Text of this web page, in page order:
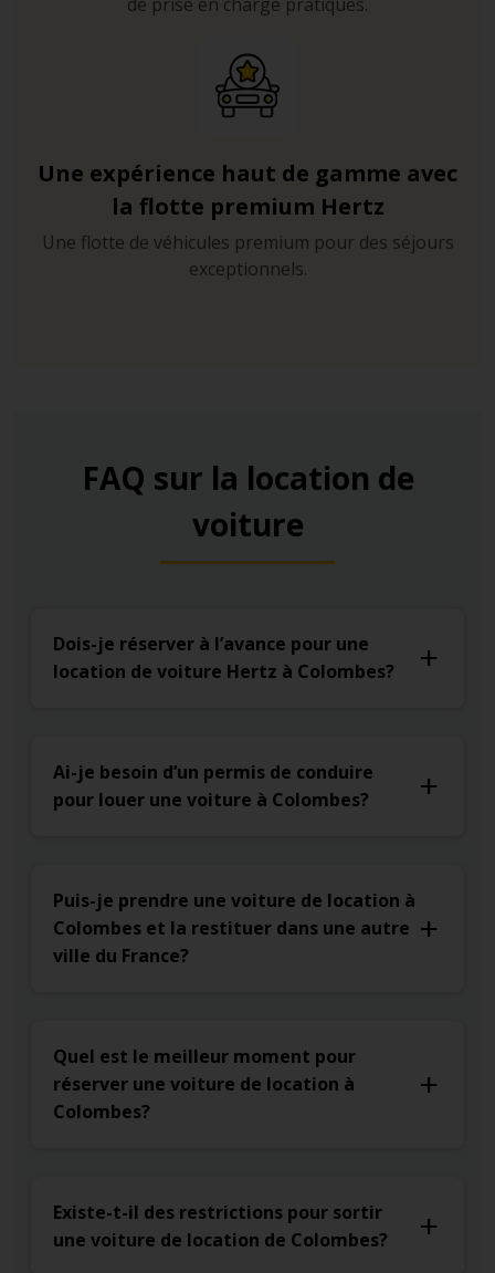
Une expérience haut de gamme avec
la flotte premium Hertz
Une flotte de véhicules premium pour des séjours
exceptionnels.
FAQ sur la location de
voiture
Dois-je réserver à l’avance pour une
location de voiture Hertz à Colombes?
Ai-je besoin d’un permis de conduire
pour louer une voiture à Colombes?
Puis-je prendre une voiture de location à
Colombes et la restituer dans une autre
ville du France?
Quel est le meilleur moment pour
réserver une voiture de location à
Colombes?
Existe-t-il des restrictions pour sortir
une voiture de location de Colombes?